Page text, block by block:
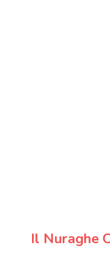
Il Nuraghe